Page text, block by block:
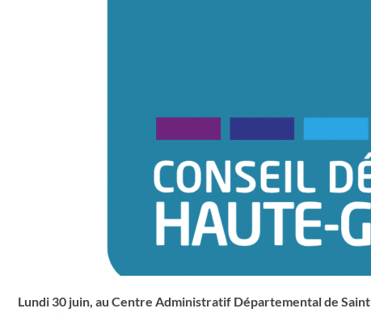
Lundi 30 juin, au Centre Administratif Départemental de